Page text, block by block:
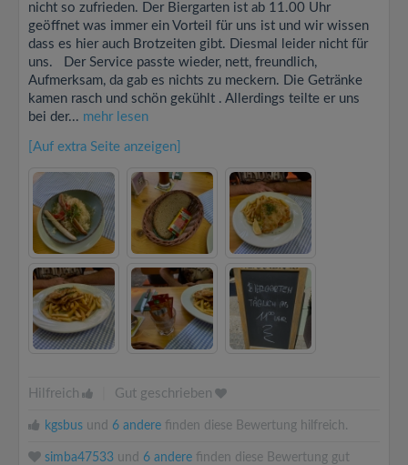
nicht so zufrieden. Der Biergarten ist ab 11.00 Uhr
geöffnet was immer ein Vorteil für uns ist und wir wissen
dass es hier auch Brotzeiten gibt. Diesmal leider nicht für
uns. Der Service passte wieder, nett, freundlich,
Aufmerksam, da gab es nichts zu meckern. Die Getränke
kamen rasch und schön gekühlt . Allerdings teilte er uns
bei der... mehr lesen
[Auf extra Seite anzeigen]
Hilfreich Gut geschrieben
kgsbus und 6 andere finden diese Bewertung hilfreich.
simba47533 und 6 andere finden diese Bewertung gut